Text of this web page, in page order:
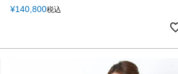
¥140,800税込